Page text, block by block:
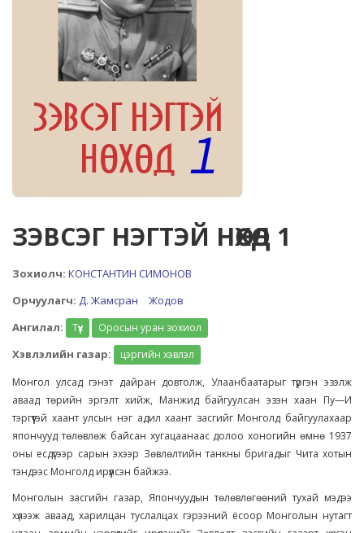
ЗЭВСЭГ НЭГТЭЙ НӨХӨД 1
Зохиолч: КОНСТАНТИН СИМОНОВ
Орчуулагч: Д. Жамсран
Жодов
Ангилал:
Түүх Оросын уран зохиол
Хэвлэлийн газар:
цэргийн хэвлэл
Монгол улсад гэнэт дайран довтолж, Улаанбаатарыг түргэн эзэлж
аваад төрийн эргэлт хийж, Манжид байгуулсан эзэн хаан Пу—И
тэргүүтэй хаант улсын нэг адил хаант засгийг Монголд байгуулахаар
япончууд төлөвлөж байсан хугацаанаас долоо хоногийн өмнө 1937
оны есдүгээр сарын эхээр Зөвлөлтийн танкны бригадыг Чита хотын
тэндээс Монголд ирүүлсэн байжээ.
Монголын засгийн газар, Япончуудын төлөвлөгөөний тухай мэдээ
хүлээж аваад, харилцан туслалцах гэрээний ёсоор Монголын нутагт